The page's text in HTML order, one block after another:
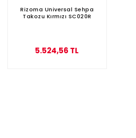
Rizoma Universal Sehpa
Takozu Kırmızı SC020R
5.524,56 TL